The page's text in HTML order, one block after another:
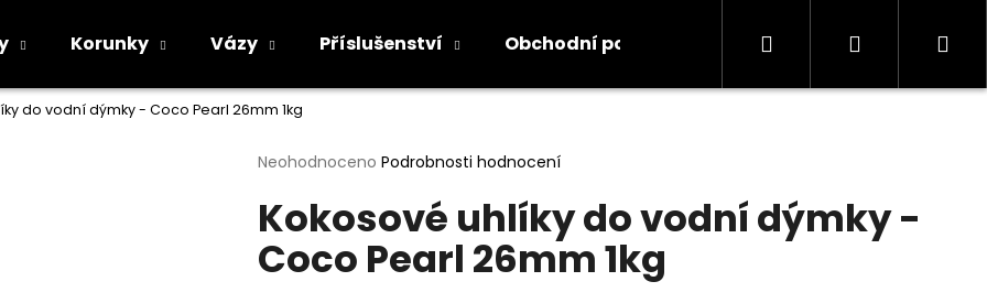
Korunky Vázy Příslušenství Obchodní podmínky Kontakty Informace
Hledat Přihlášení
do vodní dýmky - Coco Pearl 26mm 1kg
Průměrné
produktu
je
0,0
z
Neohodnoceno Podrobnosti hodnocení
Kokosové uhlíky do vodní dýmky -
Coco Pearl 26mm 1kg
Co potřebujete najít?
HLEDAT